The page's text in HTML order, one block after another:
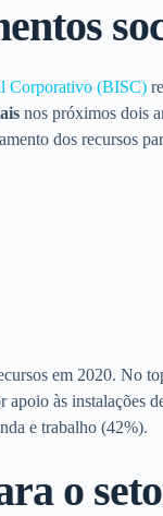
Corporativo (BISC)
nos próximos dois
dos recursos
em 2020. No
apoio às instalações
e trabalho (42%).
o